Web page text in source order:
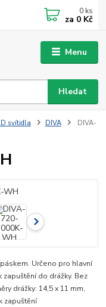
Menu
Hledat
0 ks
za 0 Kč
svítidla DIVA
DIVA-
Určeno pro hlavní
do drážky. Bez
drážky: 14,5 x 11 mm,
zapuštění